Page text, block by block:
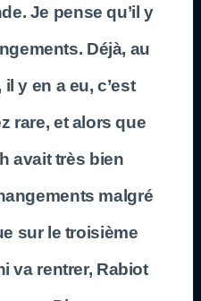
Je pense qu’il y
Déjà, au
y en a eu, c’est
rare, et alors que
avait très bien
malgré
sur le troisième
va rentrer, Rabiot